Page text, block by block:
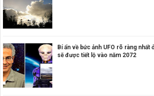
Bí ẩn về bức ảnh UFO rõ ràng nhất
sẽ được tiết lộ vào năm 2072